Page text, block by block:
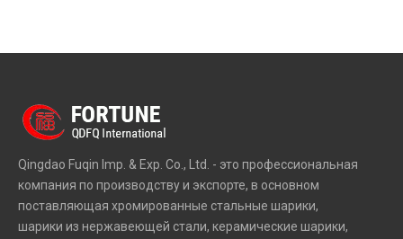
Шары из латуни и нержавеющей стали в переключателях.
Шарики для электрических контактов
Шарики в стартовом моторе
Qingdao Fuqin Imp. & Exp. Co., Ltd. - это профессиональная
компания по производству и экспорте, в основном
поставляющая хромированные стальные шарики,
шарики из нержавеющей стали, керамические шарики,